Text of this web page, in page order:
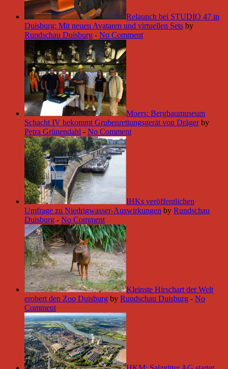
Relaunch bei STUDIO 47 in
Duisburg: Mit neuen Avataren und virtuellen Sets by
Rundschau Duisburg - No Comment
Moers: Bergbaumuseum
Schacht IV bekommt Grubenrettungsgerät von Dräger by
Petra Grünendahl - No Comment
IHKs veröffentlichen
Umfrage zu Niedrigwasser-Auswirkungen by Rundschau
Duisburg - No Comment
Kleinste Hirschart der Welt
erobert den Zoo Duisburg by Rundschau Duisburg - No
Comment